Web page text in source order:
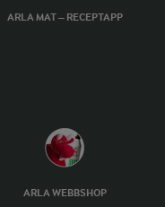
ARLA MAT – RECEPTAPP
ARLA WEBBSHOP